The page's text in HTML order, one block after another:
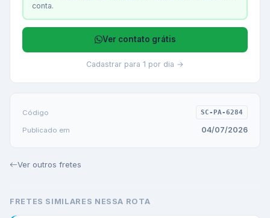
conta.
Ver contato grátis
Cadastrar para 1 por dia →
Código SC-PA-6284
Publicado em 04/07/2026
Ver outros fretes
FRETES SIMILARES NESSA ROTA